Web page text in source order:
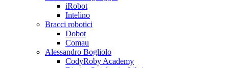
iRobot
Intelino
Bracci robotici
Dobot
Comau
Alessandro Bogliolo
CodyRoby Academy